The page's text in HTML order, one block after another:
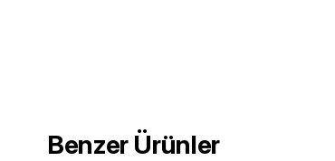
Benzer Ürünler